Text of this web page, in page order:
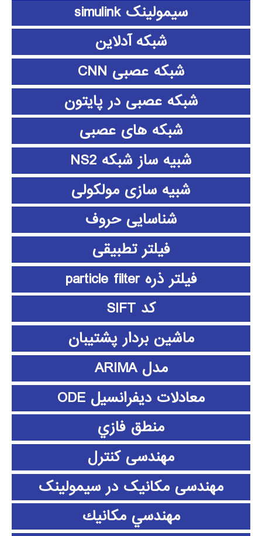
سیمولینک simulink
شبکه آدلاین
شبکه عصبی CNN
شبکه عصبی در پایتون
شبکه های عصبی
شبیه ساز شبکه NS2
شبیه سازی مولکولی
شناسایی حروف
فیلتر تطبیقی
فیلتر ذره particle filter
کد SIFT
ماشین بردار پشتیبان
مدل ARIMA
معادلات دیفرانسیل ODE
منطق فازي
مهندسی کنترل
مهندسی مکانیک در سیمولینک
مهندسي مكانيك